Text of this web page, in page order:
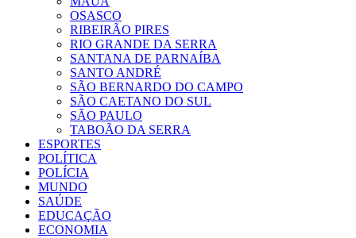
OSASCO
RIBEIRÃO PIRES
RIO GRANDE DA SERRA
SANTANA DE PARNAÍBA
SANTO ANDRÉ
SÃO BERNARDO DO CAMPO
SÃO CAETANO DO SUL
SÃO PAULO
TABOÃO DA SERRA
ESPORTES
POLÍTICA
POLÍCIA
MUNDO
SAÚDE
EDUCAÇÃO
ECONOMIA